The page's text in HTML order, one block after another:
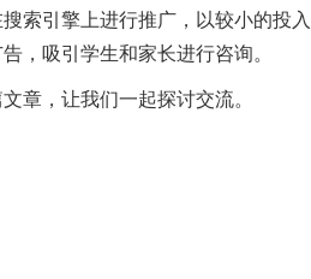
索引擎上进行推广，以较小的投入
，吸引学生和家长进行咨询。
章，让我们一起探讨交流。